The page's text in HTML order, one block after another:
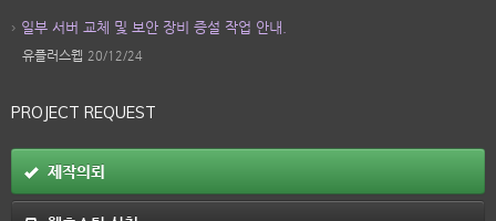
일부 서버 교체 및 보안 장비 증설 작업 안내.
유플러스웹 20/12/24
PROJECT REQUEST
제작의뢰